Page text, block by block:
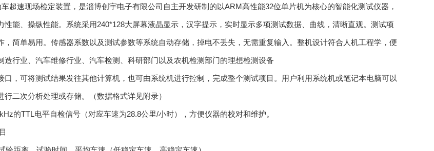
超速现场检定装置，是淄博创宇电子有限公司自主开发研制的以ARM高性能32位单片机为核心的智能化测试仪器，
性能、操纵性能。系统采用240*128大屏幕液晶显示，汉字提示，实时显示多项测试数据、曲线，清晰直观。测试项
，简单易用。传感器系数以及测试参数等系统自动存储，掉电不丢失，无需重复输入。整机设计符合人机工程学，便
造行业、汽车维修行业、汽车检测、科研部门以及农机检测部门的理想检测设备
口，可将测试结果发往其他计算机，也可由系统机进行控制，完成整个测试项目。用户利用系统机或笔记本电脑可以
行二次分析处理或存储。（数据格式详见附录）
的TTL电平自检信号（对应车速为28.8公里/小时），方便仪器的校对和维护。